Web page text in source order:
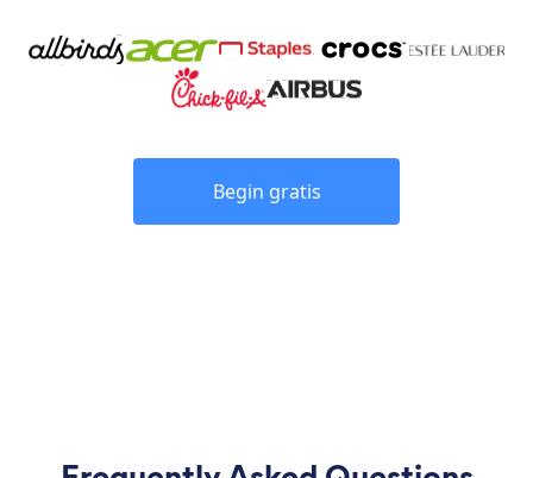
Begin gratis